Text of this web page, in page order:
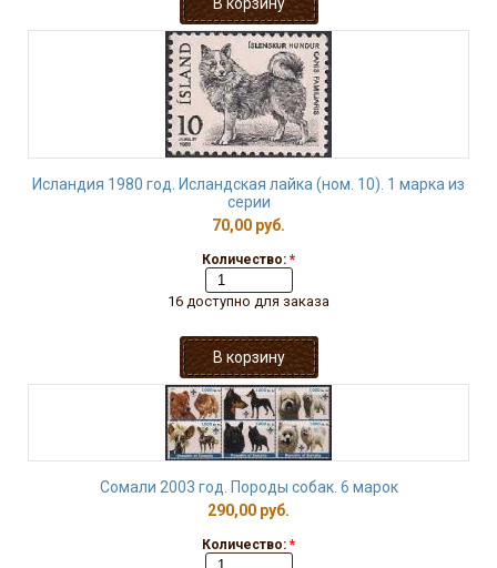
Исландия 1980 год. Исландская лайка (ном. 10). 1 марка из
серии
70,00 руб.
Количество: *
16 доступно для заказа
Сомали 2003 год. Породы собак. 6 марок
290,00 руб.
Количество: *